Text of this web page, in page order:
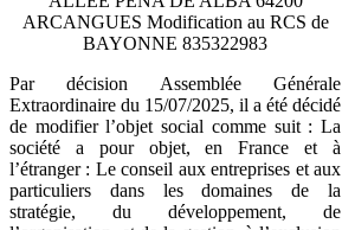
ARCANGUES Modification au RCS de
BAYONNE 835322983
Par décision Assemblée Générale
Extraordinaire du 15/07/2025, il a été décidé
de modifier l’objet social comme suit : La
société a pour objet, en France et à
l’étranger : Le conseil aux entreprises et aux
particuliers dans les domaines de la
stratégie, du développement, de